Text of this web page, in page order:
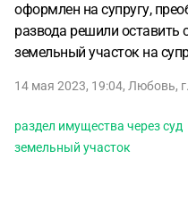
оформлен на супругу,
развода решили оставить
земельный участок на
14 мая 2023, 19:04, Любовь,
раздел имущества через суд
земельный участок